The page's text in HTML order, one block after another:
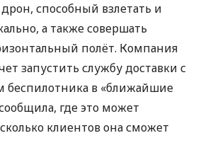
способный взлетать и
а также совершать
полёт. Компания
запустить службу доставки с
беспилотника в «ближайшие
где это может
клиентов она сможет